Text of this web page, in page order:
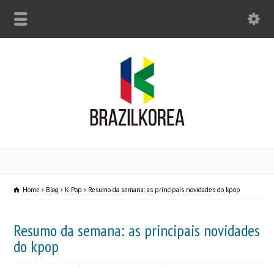
Home Blog K-Pop Resumo da semana: as principais novidades do kpop
Resumo da semana: as principais novidades
do kpop